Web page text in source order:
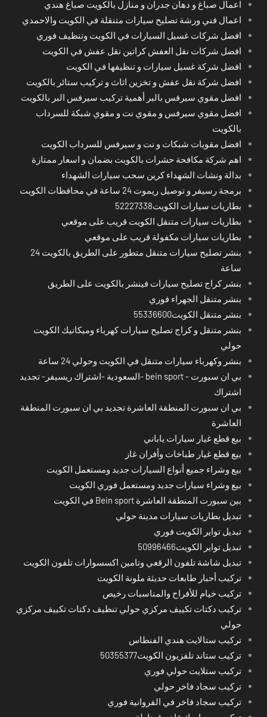
اعمال صباغ و دهان جدران و منازل بالكويت صباغ هندي
اعمال فني ورشة تصليح سيارات متنقلة في الكويت والاحمدي
افضل شركات غسيل السيارات في الكويت وتنظيف فوري
افضل شركات نقل العفش كراتين نقل عفش في الكويت
افضل شركة غسيل سيارات و تنظيفها في الكويت
افضل شركة نقل عفش و تخزين اثاث و تركيب ستائر بالكويت
افضل مقوي سيرفس بالبر أهمية تركيب سيرفس البر بالكويت
افضل مقوي سيرفس و مقوي نت و مقوي شبكة للسرداب
بالكويت
افضل مقويات شبكات و نت و سيرفس للسرداب الكويت
اهم شركة مكافحة حشرات بالكويت بضمان و اسعار ممتازة
بدالة ونشات الشهداء كرين سحب سيارات الشهداء
برمجة رسيفر و توصيل ريموت 24 ساعة في محافظات الكويت
بطاريات سيارات الكويت52227338
بطاريات سيارات متنقل الكويت قريب على موقعي
بطاريات سيارات مكفولة قريب على موقعي
بنشر تصليح سيارات متنقل متطور على الطريق بالكويت 24
ساعة
بنشر كراج تصليح سيارات فينشر بالكويت على الطريق
بنشر متنقل الجهراء فوري
بنشر متنقل الكويت55336600
بنشر متنقل و كراج تصليح سيارات كهرباء وميكانيك الكويت
حولي
بنشر وكهرباء سيارات متنقل في الكويت وحولي 24 ساعة
بي ان سبورت - bein sport -السعودية -اشتراك ريسيفر- تجديد
اشتراك
بي ان سبورت المنطقة العاشرة تجديد بي ان سبورت المنطقة
العاشرة
بيع قطع غيار سيارات ياباني
بيع قطع غيار طباخات وأفران غاز
بيع وشراء جميع أنواع السيارات جديد ومستعمل الكويت
بيع وشراء سيارات جديد ومستعمل فوري الكويت
بين سبورت المنطقة العاشرة Bein sport في الكويت
تبديل بطاريات سيارات مدينة حولي
تبديل تواير الكويت فوري
تبديل تواير الكويت50996466
تبديل شاشة تلفون الرقعي وتامين اكسسوارات تلفون الكويت
تركيب أحبار طابعات حديثة ملونة الكويت
تركيب خيام للأفراح والمناسبات رخيص
تركيب دكتات تكييف مركزي حولي تنظيف دكتات تكييف مركزي
حولي
تركيب ستالايت هندي الفنطاس
تركيب ستاند تلفزيون الكويت50355377
تركيب ستلايت حولي فوري
تركيب سجاد فاخر حولي
تركيب سجاد فاخر في الفروانية فوري